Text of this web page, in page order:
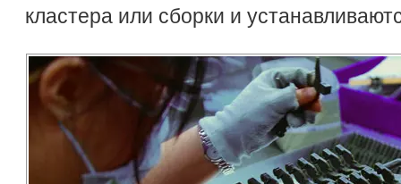
кластера или сборки и